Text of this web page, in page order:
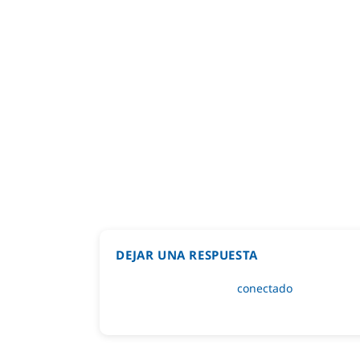
DEJAR UNA RESPUESTA
Lo siento, debes estarconectado